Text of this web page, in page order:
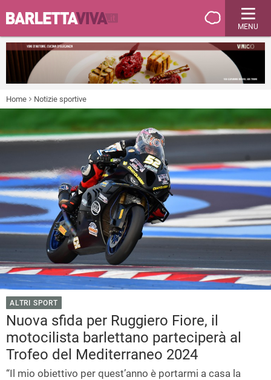
MENU
Home Notizie sportive
ALTRI SPORT
Nuova sfida per Ruggiero Fiore, il
motocilista barlettano parteciperà al
Trofeo del Mediterraneo 2024
“Il mio obiettivo per quest’anno è portarmi a casa la